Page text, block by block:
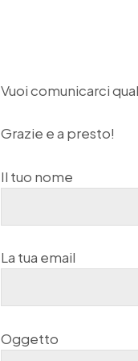
Vuoi comunicarci
Grazie e a presto!
Il tuo nome
La tua email
Oggetto